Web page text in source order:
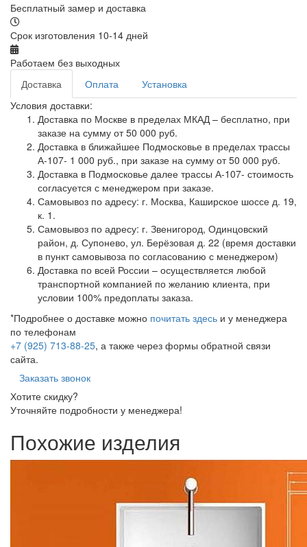
Бесплатный замер и доставка
Срок изготовления 10-14 дней
Работаем без выходных
Доставка
Оплата
Установка
Условия доставки:
Доставка по Москве в пределах МКАД – бесплатно, при
заказе на сумму от 50 000 руб.
Доставка в ближайшее Подмосковье в пределах трассы
А-107- 1 000 руб., при заказе на сумму от 50 000 руб.
Доставка в Подмосковье далее трассы А-107- стоимость
согласуется с менеджером при заказе.
Самовывоз по адресу: г. Москва, Каширское шоссе д. 19,
к. 1.
Самовывоз по адресу: г. Звенигород, Одинцовский
район, д. Супонево, ул. Берёзовая д. 22 (время доставки
в пункт самовывоза по согласованию с менеджером)
Доставка по всей России – осуществляется любой
транспортной компанией по желанию клиента, при
условии 100% предоплаты заказа.
*Подробнее о доставке можно почитать здесь и у менеджера
по телефонам
+7 (925) 713-88-25, а также через формы обратной связи
сайта.
Заказать звонок
Хотите скидку?
Уточняйте подробности у менеджера!
Похожие изделия